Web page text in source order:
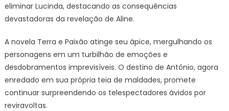
eliminar Lucinda, destacando as consequências
devastadoras da revelação de Aline.
A novela Terra e Paixão atinge seu ápice, mergulhando os
personagens em um turbilhão de emoções e
desdobramentos imprevisíveis. O destino de Antônio, agora
enredado em sua própria teia de maldades, promete
continuar surpreendendo os telespectadores ávidos por
reviravoltas.